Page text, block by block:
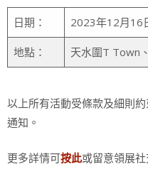
日期： 2023年12月16
地點： 天水圍T Town
以上所有活動受條款及細則
通知。
更多詳情可按此或留意領展社